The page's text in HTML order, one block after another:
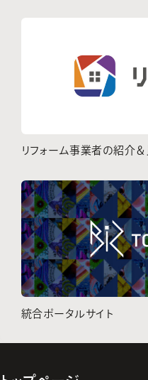
リフォーム事業者の紹介＆
統合ポータルサイト